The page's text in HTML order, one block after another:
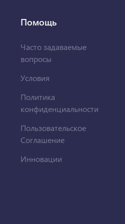
Помощь
Часто задаваемые
вопросы
Условия
Политика
конфиденциальности
Пользовательское
Соглашение
Инновации